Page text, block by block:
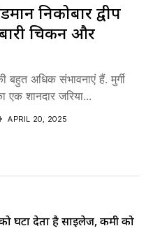
निकोबार द्वीप
चिकन और
बहुत अधिक संभावनाएं हैं. मुर्गी
एक शानदार जरिया...
APRIL 20, 2025
घटा देता है साइलेज, कमी को